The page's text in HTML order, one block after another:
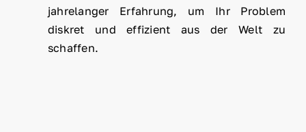
jahrelanger Erfahrung, um Ihr Problem
diskret und effizient aus der Welt zu
schaffen.